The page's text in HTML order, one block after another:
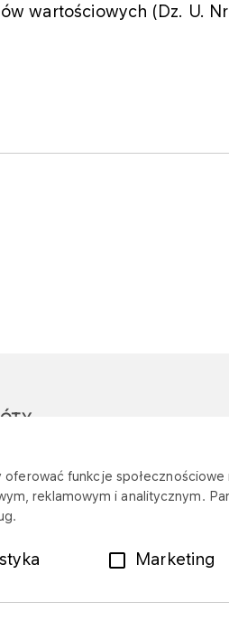
funkcje
reklamowym i analitycznym.
Marketing
wartościowych (Dz. U.
Dotacje